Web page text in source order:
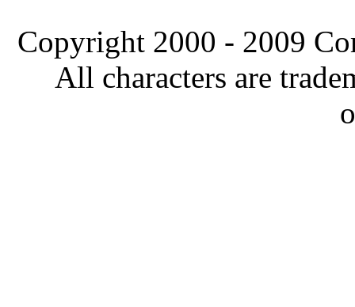
Copyright 2000 - 2009
All characters are